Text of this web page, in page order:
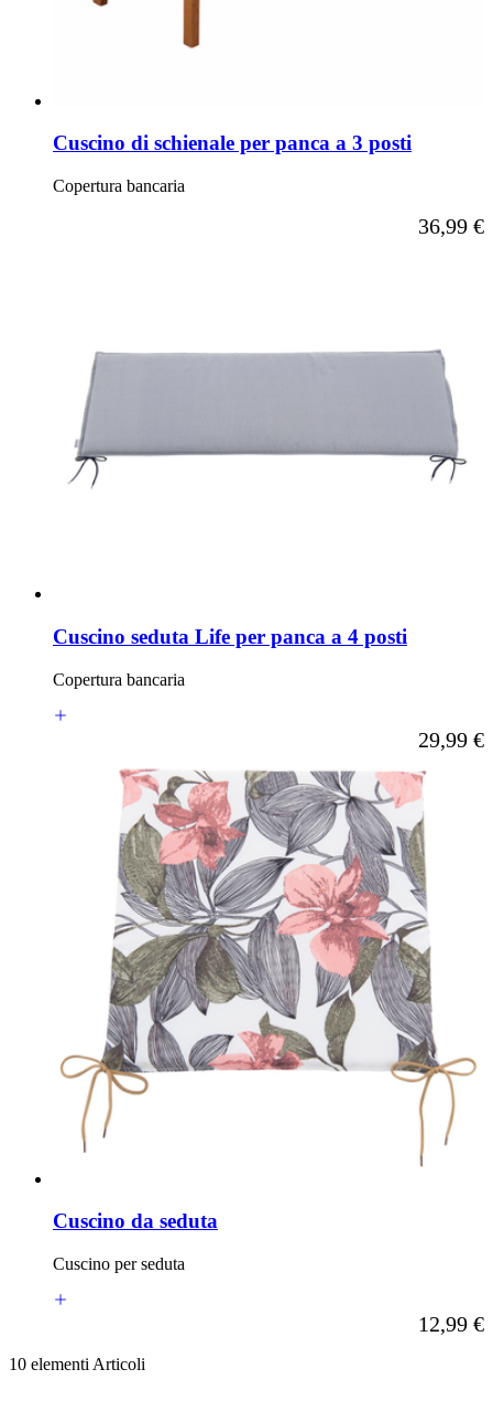
Cuscino di schienale per panca a 3 posti
Copertura bancaria
A partire
36,99 €
Cuscino seduta Life per panca a 4 posti
Copertura bancaria
A partire
29,99 €
Cuscino da seduta
Cuscino per seduta
A partire
12,99 €
10 elementi Articoli